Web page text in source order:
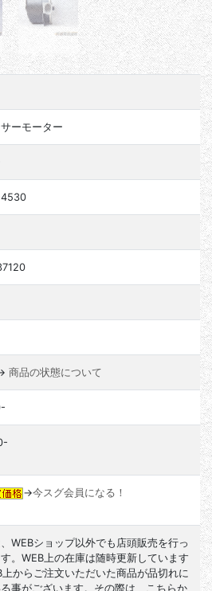
ーモーター
商品の状態について
→今スグ会員になる！
WEBショップ以外でも店頭販売を行っ
。WEB上の在庫は随時更新しています
上からご注文いただいた商品が品切れに
事がございます。その際は、こちらか